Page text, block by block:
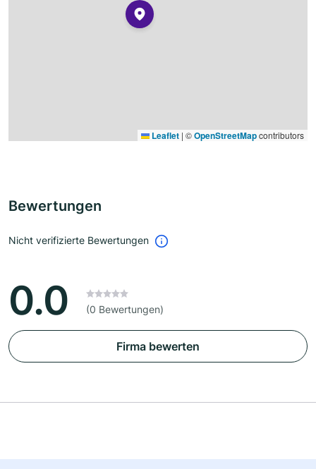
Leaflet | ©OpenStreetMapcontributors
Bewertungen
Nicht verifizierte Bewertungen
0.0 (0 Bewertungen)
Firma bewerten